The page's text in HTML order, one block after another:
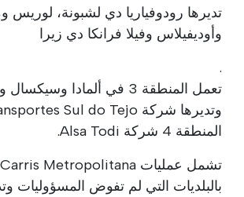
تديرها رودوفياريا دي لشبونة، لوريس
وأوديفيلاس وفيلا فرانكا دي زيرا
.
تعمل المنطقة 3 في ألمادا
المنطقة 4 شركة Alsa Todi.
بالبلديات التي لم تفوض المسؤوليات